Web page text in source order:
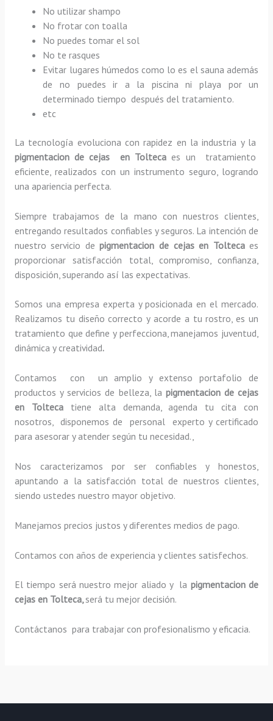
No utilizar shampo
No frotar con toalla
No puedes tomar el sol
No te rasques
Evitar lugares húmedos como lo es el sauna además
de no puedes ir a la piscina ni playa por un
determinado tiempo después del tratamiento.
etc
La tecnología evoluciona con rapidez en la industria y la
pigmentacion de cejas en Tolteca es un tratamiento
eficiente, realizados con un instrumento seguro, logrando
una apariencia perfecta.
Siempre trabajamos de la mano con nuestros clientes,
entregando resultados confiables y seguros. La intención de
nuestro servicio depigmentacion de cejas en Tolteca es
proporcionar satisfacción total, compromiso, confianza,
disposición, superando así las expectativas.
Somos una empresa experta y posicionada en el mercado.
Realizamos tu diseño correcto y acorde a tu rostro, es un
tratamiento que define y perfecciona, manejamos juventud,
dinámica y creatividad.
Contamos con un amplio y extenso portafolio de
productos y servicios de belleza, la pigmentacion de cejas
en Toltecatiene alta demanda, agenda tu cita con
nosotros, disponemos de personal experto y certificado
para asesorar y atender según tu necesidad.,
Nos caracterizamos por ser confiables y honestos,
apuntando a la satisfacción total de nuestros clientes,
siendo ustedes nuestro mayor objetivo.
Manejamos precios justos y diferentes medios de pago.
Contamos con años de experiencia y clientes satisfechos.
El tiempo será nuestro mejor aliado y la pigmentacion de
cejas en Tolteca,será tu mejor decisión.
Contáctanos para trabajar con profesionalismo y eficacia.